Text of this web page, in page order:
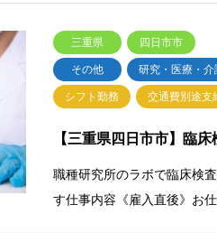
三重県 四日市市
その他 研究・医療・
シフト勤務 交通費別途支
【三重県四日市市】臨
職種研究所のラボで臨床検
す仕事内容《雇入直後》お